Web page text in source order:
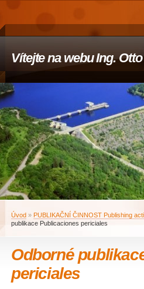
Vítejte na webu Ing.
Úvod » PUBLIKAČNÍ ČINNOST Publishing
publikace Publicaciones periciales
Odborné
periciales